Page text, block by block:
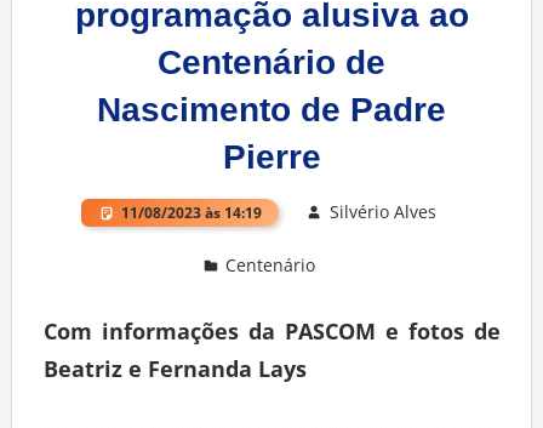
programação alusiva ao
Centenário de
Nascimento de Padre
Pierre
11/08/2023 às 14:19 Silvério Alves
Centenário
Com informações da PASCOM e fotos de
Beatriz e Fernanda Lays